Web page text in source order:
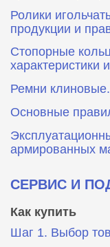
Ролики
продукции и
Стопорные
характеристики
Ремни
Основные
армированных
СЕРВИС И
Как купить
Шаг 1. Выбор